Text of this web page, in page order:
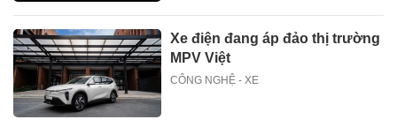
Xe điện đang áp đảo thị trường
MPV Việt
CÔNG NGHỆ - XE